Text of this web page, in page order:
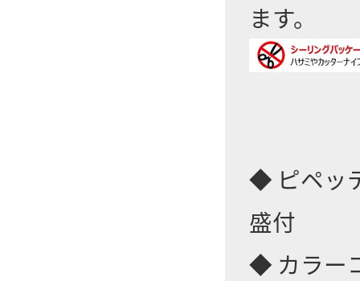
ます。
◆ ピペッ
盛付
◆ カラー